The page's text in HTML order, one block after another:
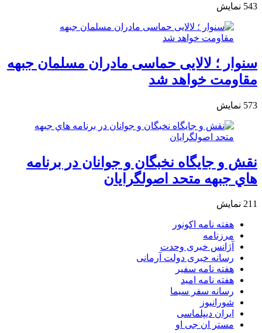
543 نمایش
سنوار ؛ لالایی حماسی مادران مسلمان جبهه
مقاومت خواهد شد
573 نمایش
نقش و جايگاه نخبگان و جوانان در برنامه
هاي جبهه متحد اصولگرايان
211 نمایش
هفته نامه اکونور
مرزنامه
آژانس خبری وحدت
رسانه خبری دولت آرمانی
هفته نامه سفیر
هفته نامه امید
رسانه سفر سیما
شورانیوز
ایران دیپلماسی
مستر ان جی او